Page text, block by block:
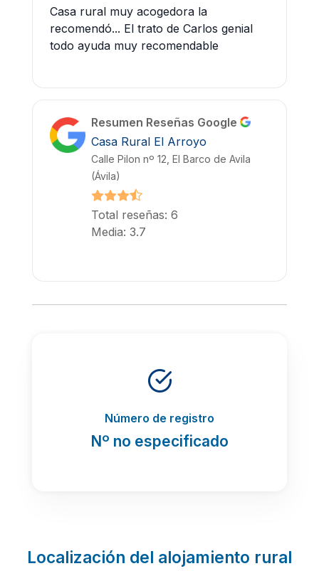
Casa rural muy acogedora la
recomendó... El trato de Carlos genial
todo ayuda muy recomendable
Resumen Reseñas Google
Casa Rural El Arroyo
Calle Pilon nº 12, El Barco de Avila
(Ávila)
Total reseñas: 6
Media: 3.7
Número de registro
Nº no especificado
Localización del alojamiento rural